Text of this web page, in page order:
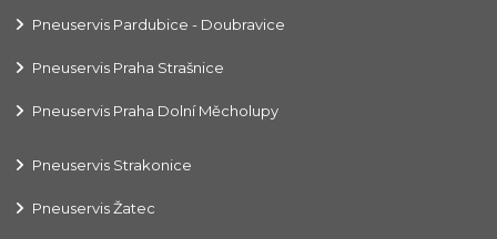
Pneuservis Pardubice - Doubravice
Pneuservis Praha Strašnice
Pneuservis Praha Dolní Měcholupy
Pneuservis Strakonice
Pneuservis Žatec